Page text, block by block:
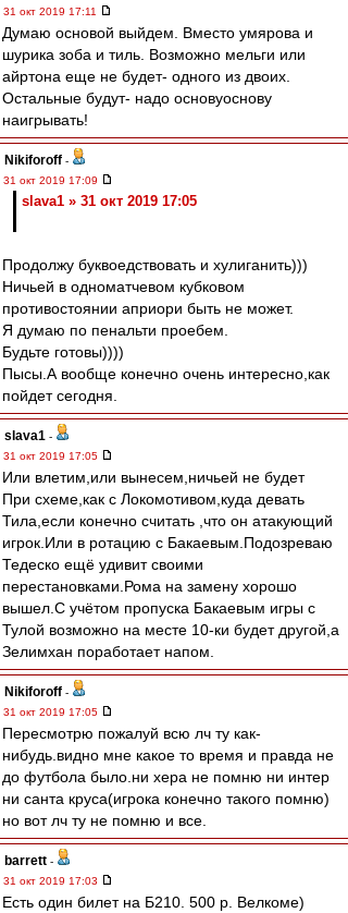
31 окт 2019 17:11
Думаю основой выйдем. Вместо умярова и
шурика зоба и тиль. Возможно мельги или
айртона еще не будет- одного из двоих.
Остальные будут- надо основуоснову
наигрывать!
Nikiforoff -
31 окт 2019 17:09
slava1 » 31 окт 2019 17:05
Продолжу буквоедствовать и хулиганить)))
Ничьей в одноматчевом кубковом
противостоянии априори быть не может.
Я думаю по пенальти проебем.
Будьте готовы))))
Пысы.А вообще конечно очень интересно,как
пойдет сегодня.
slava1 -
31 окт 2019 17:05
Или влетим,или вынесем,ничьей не будет
При схеме,как с Локомотивом,куда девать
Тила,если конечно считать ,что он атакующий
игрок.Или в ротацию с Бакаевым.Подозреваю
Тедеско ещё удивит своими
перестановками.Рома на замену хорошо
вышел.С учётом пропуска Бакаевым игры с
Тулой возможно на месте 10-ки будет другой,а
Зелимхан поработает напом.
Nikiforoff -
31 окт 2019 17:05
Пересмотрю пожалуй всю лч ту как-
нибудь.видно мне какое то время и правда не
до футбола было.ни хера не помню ни интер
ни санта круса(игрока конечно такого помню)
но вот лч ту не помню и все.
barrett -
31 окт 2019 17:03
Есть один билет на Б210. 500 р. Велкоме)